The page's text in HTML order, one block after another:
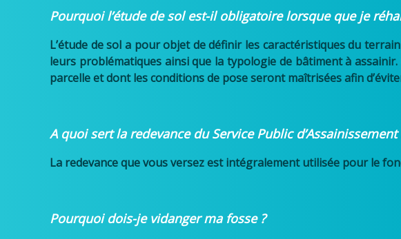
Pourquoi l’étude de sol est-il obligatoire lorsque que je
L’étude de sol a pour objet de définir les caractéristiques du
leurs problématiques ainsi que la typologie de bâtiment à
parcelle et dont les conditions de pose seront maîtrisées afin
A quoi sert la redevance du Service Public
La redevance que vous versez est intégralement utilisée pour le
Pourquoi dois-je vidanger ma fosse ?